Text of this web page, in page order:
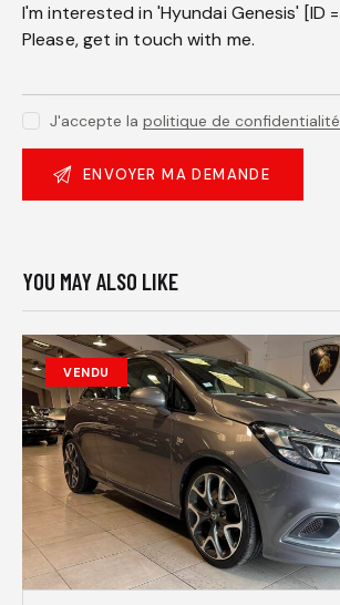
J'accepte lapolitique de confidentialité
YOU MAY ALSO LIKE
VENDU